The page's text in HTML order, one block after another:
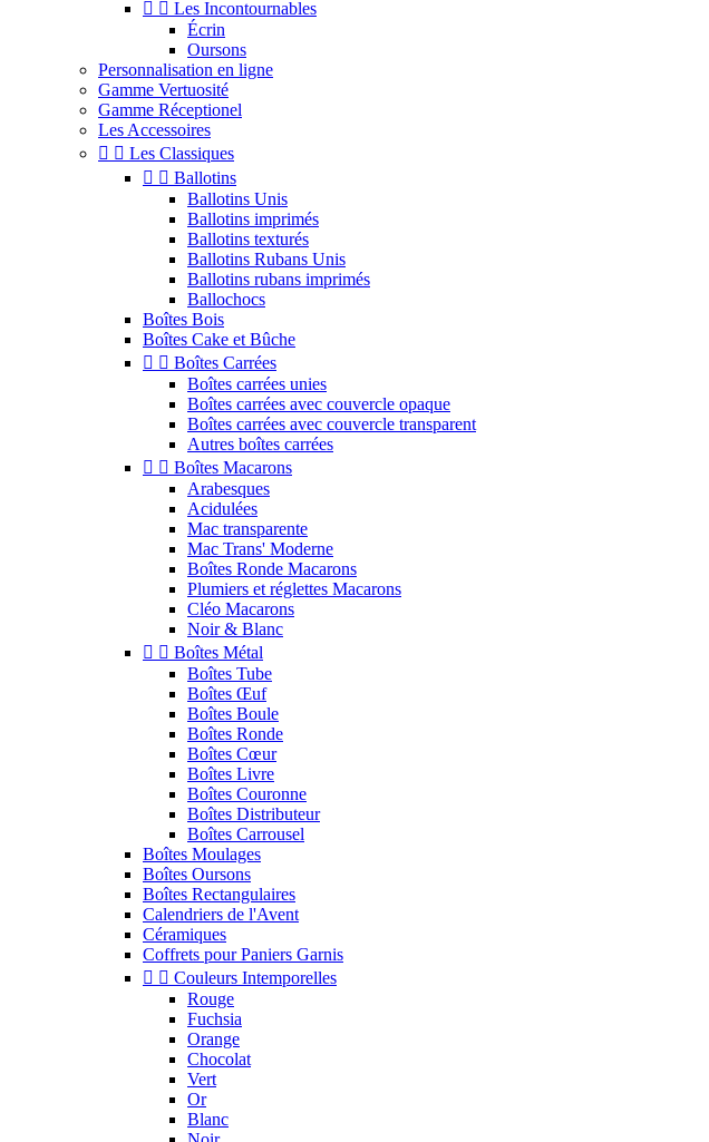
  Les Incontournables
Écrin
Oursons
Personnalisation en ligne
Gamme Vertuosité
Gamme Réceptionel
Les Accessoires
  Les Classiques
  Ballotins
Ballotins Unis
Ballotins imprimés
Ballotins texturés
Ballotins Rubans Unis
Ballotins rubans imprimés
Ballochocs
Boîtes Bois
Boîtes Cake et Bûche
  Boîtes Carrées
Boîtes carrées unies
Boîtes carrées avec couvercle opaque
Boîtes carrées avec couvercle transparent
Autres boîtes carrées
  Boîtes Macarons
Arabesques
Acidulées
Mac transparente
Mac Trans' Moderne
Boîtes Ronde Macarons
Plumiers et réglettes Macarons
Cléo Macarons
Noir & Blanc
  Boîtes Métal
Boîtes Tube
Boîtes Œuf
Boîtes Boule
Boîtes Ronde
Boîtes Cœur
Boîtes Livre
Boîtes Couronne
Boîtes Distributeur
Boîtes Carrousel
Boîtes Moulages
Boîtes Oursons
Boîtes Rectangulaires
Calendriers de l'Avent
Céramiques
Coffrets pour Paniers Garnis
  Couleurs Intemporelles
Rouge
Fuchsia
Orange
Chocolat
Vert
Or
Blanc